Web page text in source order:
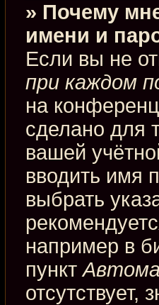
» Почему
имени и
Если вы не
при каждом
на
сделано для
вашей
вводить имя
выбрать
например в
пункт
отсутствует,